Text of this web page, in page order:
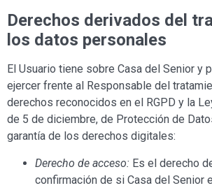
Derechos derivados del
los datos personales
El Usuario tiene sobre Casa del Senior y
ejercer frente al Responsable del
derechos reconocidos en el RGPD y la
de 5 de diciembre, de Protección de
garantía de los derechos digitales:
Derecho de acceso: Es el derecho
confirmación de si Casa del Senior